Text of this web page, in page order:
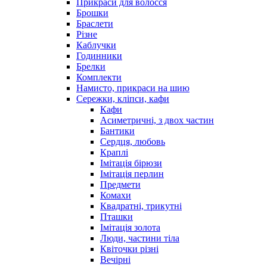
Брошки
Браслети
Різне
Каблучки
Годинники
Брелки
Комплекти
Намисто, прикраси на шию
Сережки, кліпси, кафи
Кафи
Асиметричні, з двох частин
Бантики
Сердця, любовь
Краплі
Імітація бірюзи
Імітація перлин
Предмети
Комахи
Квадратні, трикутні
Пташки
Імітація золота
Люди, частини тіла
Квіточки різні
Вечірні